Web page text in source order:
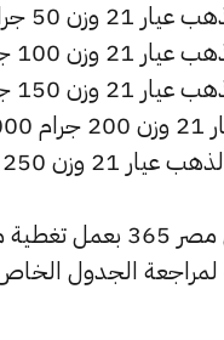
جنيه للشراء، وللبيع 351000 جنيه.
جنيه للشراء، وللبيع 702000 جنيه.
جنيه للشراء، وللبيع 1053000 جنيه.
جنيه للشراء، وللبيع 1755000 جنيه.
مصر، يمكنك الاطلاع على صفحة
لمراجعة الجدول